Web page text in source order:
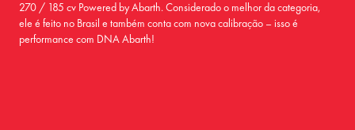
270 / 185 cv Powered by Abarth. Considerado o melhor da categoria,
ele é feito no Brasil e também conta com nova calibração – isso é
performance com DNA Abarth!